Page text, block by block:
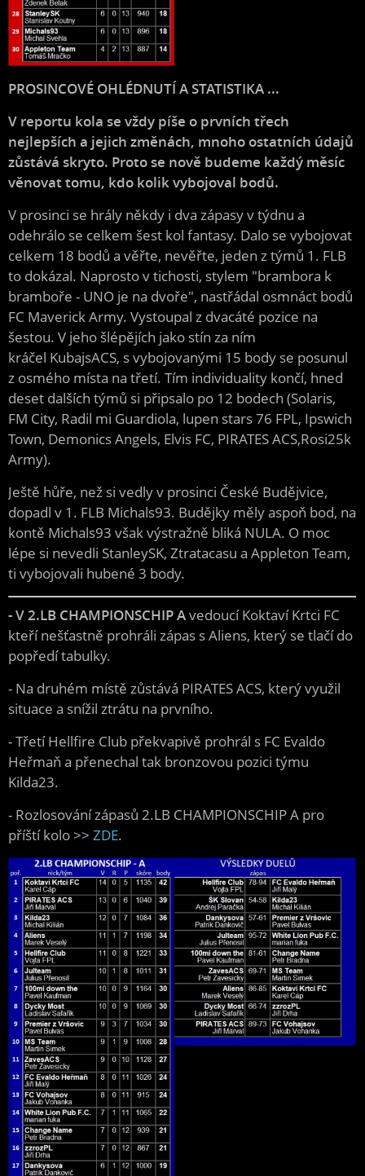
PROSINCOVÉ OHLÉDNUTÍ A STATISTIKA ...
V reportu kola se vždy píše o prvních třech
nejlepších a jejich změnách, mnoho ostatních údajů
zůstává skryto. Proto se nově budeme každý měsíc
věnovat tomu, kdo kolik vybojoval bodů.
V prosinci se hrály někdy i dva zápasy v týdnu a
odehrálo se celkem šest kol fantasy. Dalo se vybojovat
celkem 18 bodů a věřte, nevěřte, jeden z týmů 1. FLB
to dokázal. Naprosto v tichosti, stylem "brambora k
bramboře - UNO je na dvoře", nastřádal osmnáct bodů
FC Maverick Army. Vystoupal z dvacáté pozice na
šestou. V jeho šlépějích jako stín za ním
kráčel KubajsACS, s vybojovanými 15 body se posunul
z osmého místa na třetí. Tím individuality končí, hned
deset dalších týmů si připsalo po 12 bodech (Solaris,
FM City, Radil mi Guardiola, lupen stars 76 FPL, Ipswich
Town, Demonics Angels, Elvis FC, PIRATES ACS,Rosi25k
Army).
Ještě hůře, než si vedly v prosinci České Budějvice,
dopadl v 1. FLB Michals93. Budějky měly aspoň bod, na
kontě Michals93 však výstražně bliká NULA. O moc
lépe si nevedli StanleySK, Ztratacasu a Appleton Team,
ti vybojovali hubené 3 body.
- V 2.LB CHAMPIONSCHIP Avedoucí Koktaví Krtci FC
kteří nešťastně prohráli zápas s Aliens, který se tlačí do
popředí tabulky.
- Na druhém místě zůstává PIRATES ACS, který využil
situace a snížil ztrátu na prvního.
- Třetí Hellfire Club překvapivě prohrál s FC Evaldo
Heřmaň a přenechal tak bronzovou pozici týmu
Kilda23.
- Rozlosování zápasů 2.LB CHAMPIONSCHIP A pro
příští kolo >> ZDE.